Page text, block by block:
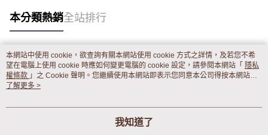
本分類熱銷全站排行
熱門標籤
本網站中使用 cookie，欲查詢有關本網站使用 cookie 方式之詳情，及若您不希
望在電腦上使用 cookie 時應如何變更電腦的 cookie 設定，請參閱本網站「 隱私
權條款 」之 Cookie 聲明。您繼續使用本網站即表示您同意本公司得按本網站使
用條款之 Cookie 聲明使用 cookie。
了解更多 >
我知道了